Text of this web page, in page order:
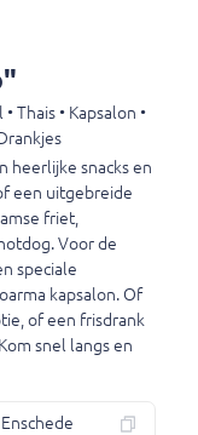
0,20),
Thais • Kapsalon •
heerlijke snacks en
een uitgebreide
friet,
Voor de
speciale
kapsalon. Of
of een frisdrank
snel langs en